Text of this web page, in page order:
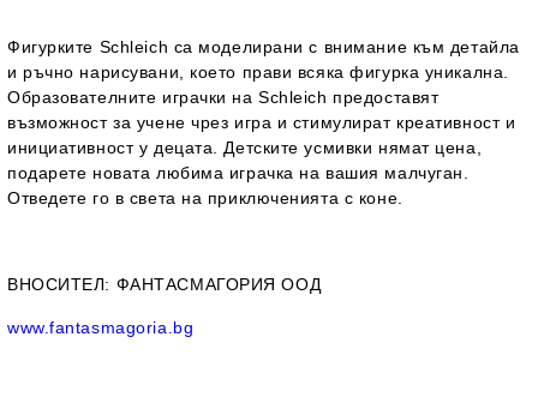
Фигурките Schleich са моделирани с внимание към детайла
и ръчно нарисувани, което прави всяка фигурка уникална.
Образователните играчки на Schleich предоставят
възможност за учене чрез игра и стимулират креативност и
инициативност у децата. Детските усмивки нямат цена,
подарете новата любима играчка на вашия малчуган.
Отведете го в света на приключенията с коне.
ВНОСИТЕЛ: ФАНТАСМАГОРИЯ ООД
www.fantasmagoria.bg